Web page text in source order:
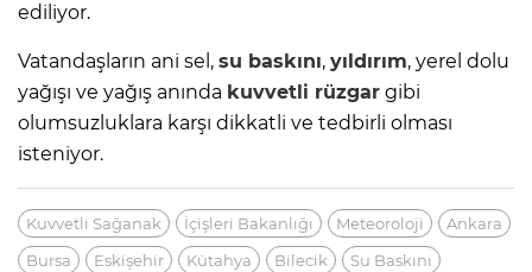
ediliyor.
Vatandaşların ani sel, su baskını, yıldırım, yerel dolu
yağışı ve yağış anında kuvvetli rüzgar gibi
olumsuzluklara karşı dikkatli ve tedbirli olması
isteniyor.
Kuvvetli Sağanak İçişleri Bakanlığı Meteoroloji
Ankara
Bursa
Eskişehir Kütahya Bilecik
Su Baskını